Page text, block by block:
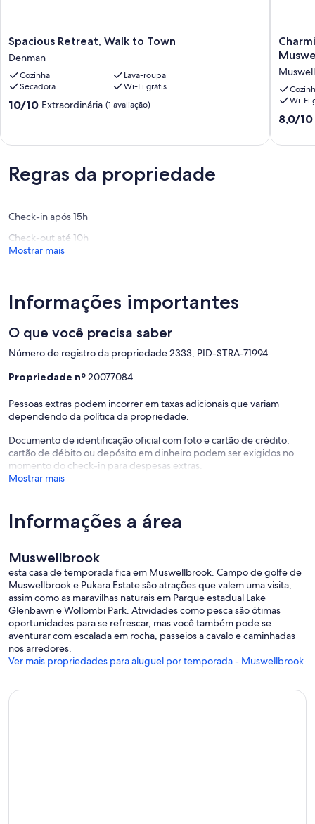
Spacious
Retreat,
Walk
to
Town
Denman
Spacious Retreat, Walk to Town
Denman
Cozinha
Lava-roupa
Secadora
Wi-Fi grátis
10.0
Extraordinária,
avaliação)
10/10 Extraordinária (1 avaliação)
3BDR
located
cottage
Wi-Fi
8.0
10,
8,0/10
Regras da propriedade
Check-in após 15h
Check-out até 10h
Mostrar mais
Informações importantes
O que você precisa saber
Número de registro da propriedade 2333, PID-STRA-71994
Propriedade nº20077084
Pessoas extras podem incorrer em taxas adicionais que variam
dependendo da política da propriedade.
Documento de identificação oficial com foto e cartão de crédito,
cartão de débito ou depósito em dinheiro podem ser exigidos no
momento do check-in para despesas extras.
Mostrar mais
Informações a área
Muswellbrook
esta casa de temporada fica em Muswellbrook. Campo de golfe de
Muswellbrook e Pukara Estate são atrações que valem uma visita,
assim como as maravilhas naturais em Parque estadual Lake
Glenbawn e Wollombi Park. Atividades como pesca são ótimas
oportunidades para se refrescar, mas você também pode se
aventurar com escalada em rocha, passeios a cavalo e caminhadas
nos arredores.
Ver mais propriedades para aluguel por temporada - Muswellbrook